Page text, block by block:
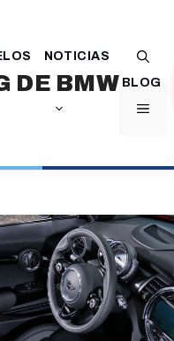
DE BMW
NOTICIAS
BLOG